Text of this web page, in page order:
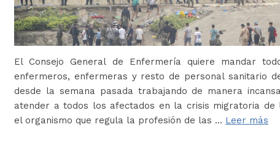
El Consejo General de Enfermería quiere mandar
enfermeros, enfermeras y resto de personal sanitario
desde la semana pasada trabajando de manera
atender a todos los afectados en la crisis migratoria de
el organismo que regula la profesión de las … Leer más